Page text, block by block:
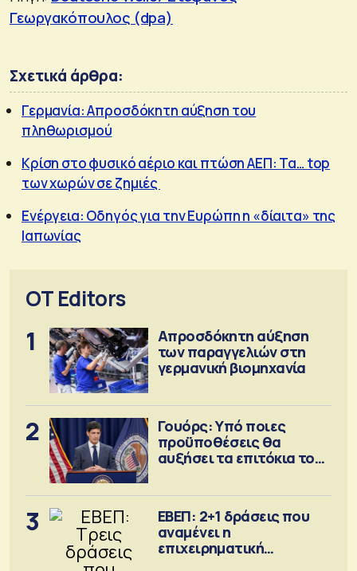
Γεωργακόπουλος (dpa)
Σχετικά άρθρα:
Γερμανία: Απροσδόκητη αύξηση του
πληθωρισμού
Κρίση στο φυσικό αέριο και πτώση ΑΕΠ: Τα… top
των χωρών σε ζημιές
Ενέργεια: Οδηγός για την Ευρώπη η «δίαιτα» της
Ιαπωνίας
OT Editors
1
Απροσδόκητη αύξηση
των παραγγελιών στη
γερμανική βιομηχανία
2
Γουόρς: Υπό ποιες
προϋποθέσεις θα
αυξήσει τα επιτόκια τον
3
ΕΒΕΠ: 2+1 δράσεις που
αναμένει η
επιχειρηματική